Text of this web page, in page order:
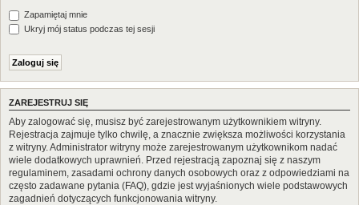
Zapamiętaj mnie
Ukryj mój status podczas tej sesji
ZAREJESTRUJ SIĘ
Aby zalogować się, musisz być zarejestrowanym użytkownikiem witryny.
Rejestracja zajmuje tylko chwilę, a znacznie zwiększa możliwości korzystania
z witryny. Administrator witryny może zarejestrowanym użytkownikom nadać
wiele dodatkowych uprawnień. Przed rejestracją zapoznaj się z naszym
regulaminem, zasadami ochrony danych osobowych oraz z odpowiedziami na
często zadawane pytania (FAQ), gdzie jest wyjaśnionych wiele podstawowych
zagadnień dotyczących funkcjonowania witryny.